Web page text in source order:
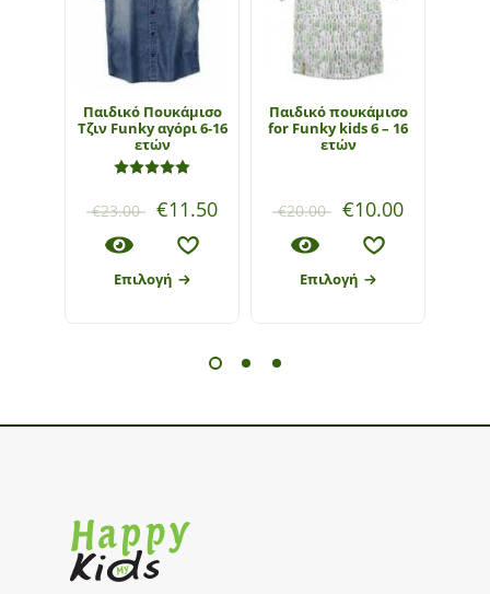
Παιδικό Πουκάμισο
Τζιν Funky αγόρι 6-16
ετών
€23.00 €11.50
Επιλογή
Παιδικό πουκάμισο
for Funky kids 6 – 16
ετών
€20.00 €10.00
Επιλογή